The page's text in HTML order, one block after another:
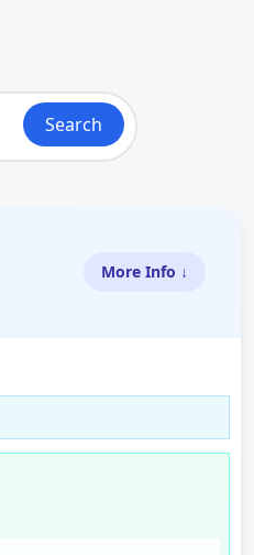
Search
More Info ↓